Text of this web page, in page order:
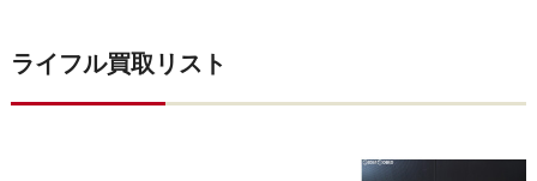
ライフル買取リスト